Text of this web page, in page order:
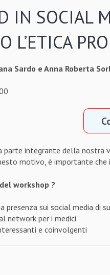
IN SOCIAL
L’ETICA
Sardo e Anna Roberta
parte integrante della nostra
motivo, è importante
workshop ?
presenza sui social media di
network per i medici
e coinvolgenti